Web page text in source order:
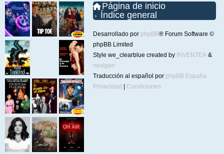
Página de inicio
Índice general
Desarrollado por phpBB® Forum Software ©
phpBB Limited
Style we_clearblue created by INVENTEA &
nextgen
Traducción al español por phpBB España
Privacidad
Condiciones